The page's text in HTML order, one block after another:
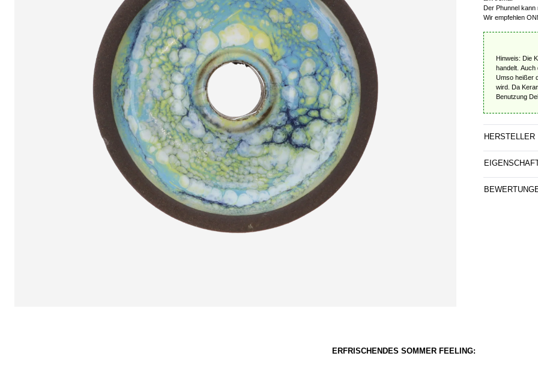
Der Phunnel kann
Wir empfehlen
Hinweis: Die
handelt. Auch
Umso heißer
wird. Da
Benutzung
HERSTELLER
ERFRISCHENDES SOMMER FEELING: